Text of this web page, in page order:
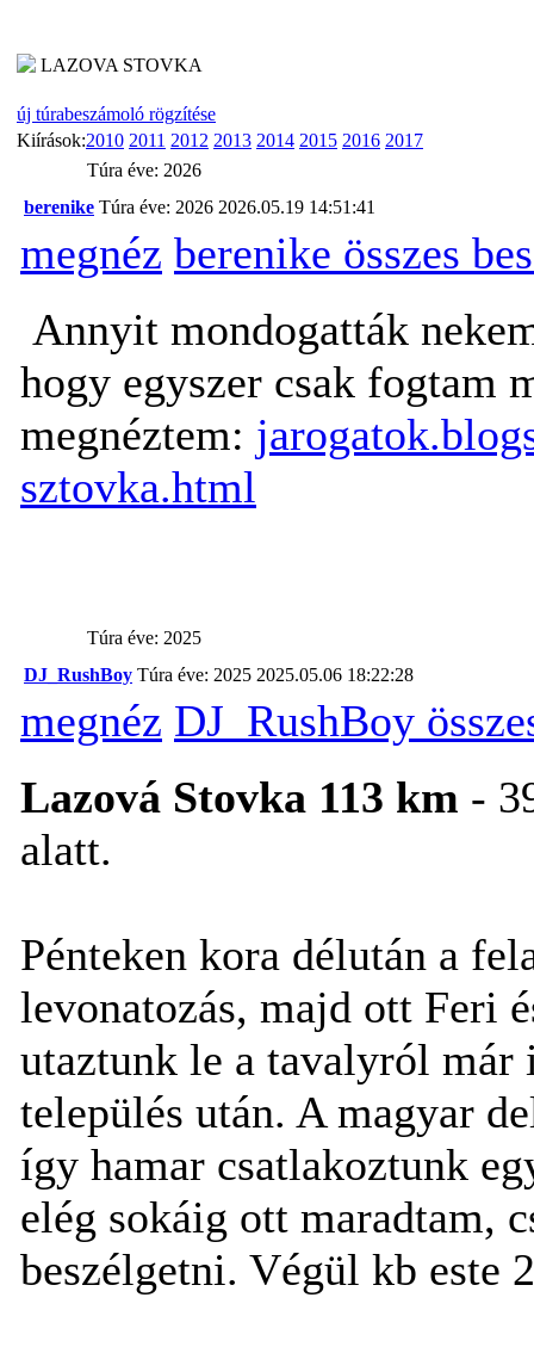
LAZOVA STOVKA
új túrabeszámoló rögzítése
Kiírások:2010 2011 2012 2013 2014 2015 2016 2017
Túra éve: 2026
berenike Túra éve: 2026 2026.05.19 14:51:41
megnéz berenike összes
Annyit mondogatták
hogy egyszer csak fogtam
megnéztem:
sztovka.html
Túra éve: 2025
DJ_RushBoy Túra éve: 2025 2025.05.06 18:22:28
megnéz DJ_RushBoy
Lazová Stovka 113 km -
alatt.
Pénteken kora délután a
levonatozás, majd ott Feri
utaztunk le a tavalyról már
település után. A magyar
így hamar csatlakoztunk
elég sokáig ott maradtam,
beszélgetni. Végül kb este